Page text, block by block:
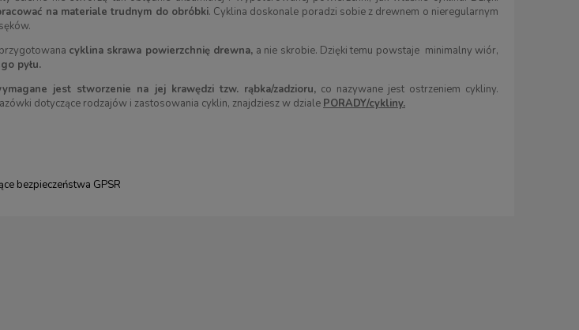
kuksę - ŚREDNIA (150 x 85 x 50 mm) -
na materiale trudnym do obróbki. Cyklina doskonale poradzi sobie z drewnem o nieregularnym
cyklina skrawa powierzchnię drewna, a nie skrobie. Dzięki temu powstaje minimalny wiór,
pyłu.
jest stworzenie na jej krawędzi tzw. rąbka/zadzioru,co nazywane jest ostrzeniem cykliny.
dotyczące rodzajów i zastosowania cyklin, znajdzieszw dziale PORADY/cykliny.
bezpieczeństwa GPSR